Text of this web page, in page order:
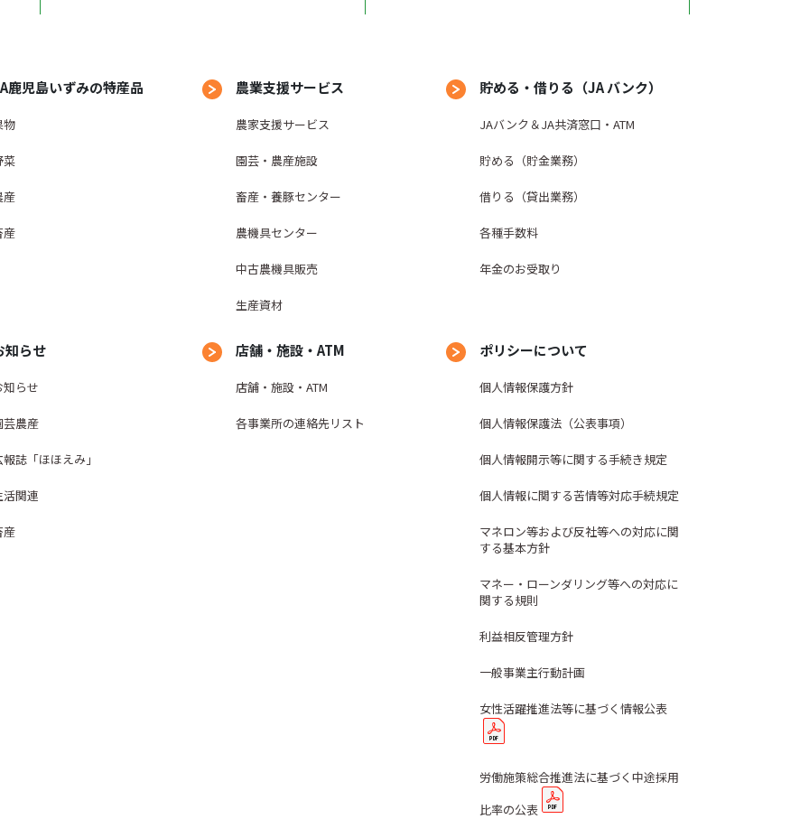
鹿児島いずみの特産品
物
菜
産
産
農業支援サービス
農家支援サービス
園芸・農産施設
畜産・養豚センター
農機具センター
中古農機具販売
生産資材
貯める・借りる（JA バンク）
JAバンク＆JA共済窓口・ATM
貯める（貯金業務）
借りる（貸出業務）
各種手数料
年金のお受取り
知らせ
知らせ
芸農産
報誌「ほほえみ」
活関連
産
店舗・施設・ATM
店舗・施設・ATM
各事業所の連絡先リスト
ポリシーについて
個人情報保護方針
個人情報保護法（公表事項）
個人情報開示等に関する手続き規定
個人情報に関する苦情等対応手続規定
マネロン等および反社等への対応に関
する基本方針
マネー・ローンダリング等への対応に
関する規則
利益相反管理方針
一般事業主行動計画
女性活躍推進法等に基づく情報公表
労働施策総合推進法に基づく中途採用
比率の公表